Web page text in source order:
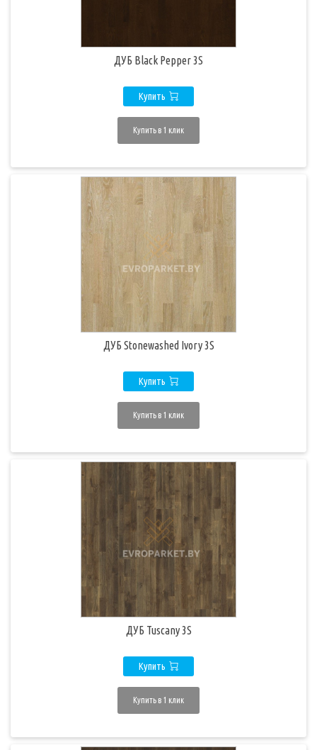
ДУБ Black Pepper 3S
Купить
Купить в 1 клик
ДУБ Stonewashed Ivory 3S
Купить
Купить в 1 клик
ДУБ Tuscany 3S
Купить
Купить в 1 клик